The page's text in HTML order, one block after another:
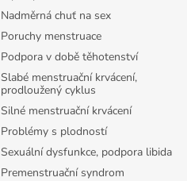
Nadměrná chuť na sex
Poruchy menstruace
Podpora v době těhotenství
Slabé menstruační krvácení,
prodloužený cyklus
Silné menstruační krvácení
Problémy s plodností
Sexuální dysfunkce, podpora libida
Premenstruační syndrom